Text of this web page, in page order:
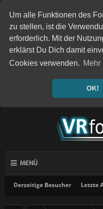
Um alle Funktionen des
zu stellen, ist die
erforderlich. Mit der
erklärst Du Dich damit
Cookies verwenden. Mehr
OK!
MENÜ
Derzeitige Besucher Letzte